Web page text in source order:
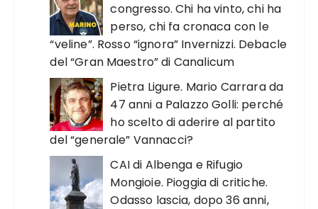
congresso. Chi ha vinto, chi ha
perso, chi fa cronaca con le
“veline”. Rosso “ignora” Invernizzi. Debacle
del “Gran Maestro” di Canalicum
Pietra Ligure. Mario Carrara da
47 anni a Palazzo Golli: perché
ho scelto di aderire al partito
del “generale” Vannacci?
CAI di Albenga e Rifugio
Mongioie. Pioggia di critiche.
Odasso lascia, dopo 36 anni,